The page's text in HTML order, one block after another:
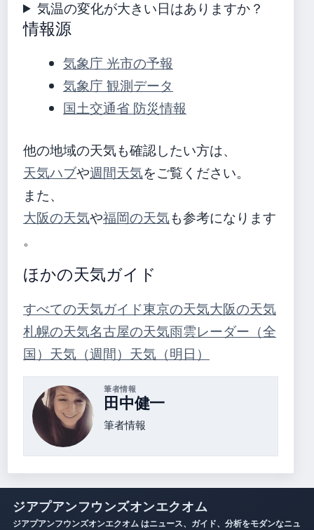
気温の変化が大きい日はありますか？
情報源
気象庁 光市の予報
気象庁 観測データ
国土交通省 防災情報
他の地域の天気も確認したい方は、
天気ハブや週間天気をご覧ください。
また、
大阪の天気や福岡の天気も参考になります
。
ほかの天気ガイド
すべての天気ガイド東京の天気大阪の天気
札幌の天気名古屋の天気雨雲レーダー（全
国） 天気（週間） 天気（明日）
筆者情報
田中健一
筆者情報
ジアプアンフウンズオンエクオム
ジアプアンフウンズオンエクオム はニュース、ガイド、分析をモダンなニュ